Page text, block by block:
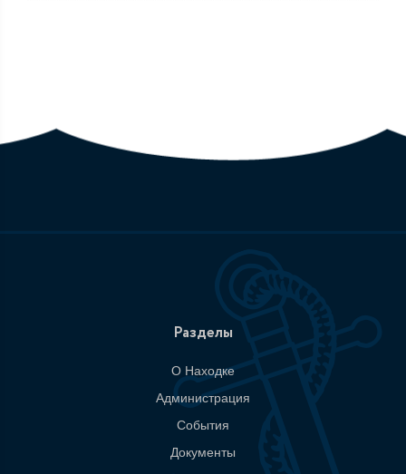
Разделы
О Находке
Администрация
События
Документы